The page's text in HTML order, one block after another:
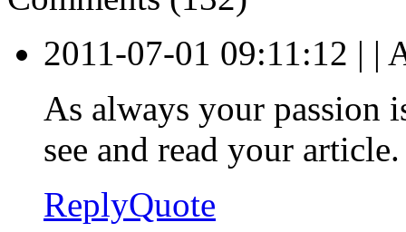
2011-07-01 09:11:12 | |
As always your passion
see and read your article.
ReplyQuote